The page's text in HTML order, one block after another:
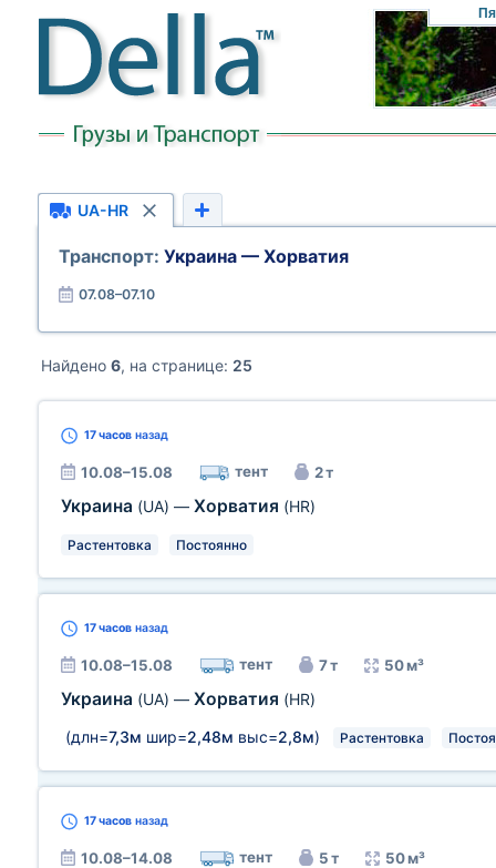
UA-HR
Транспорт: Украина — Хорватия
07.08–07.10
Найдено 6, на странице: 25
17 часов назад
10.08–15.08 тент 2 т
Украина (UA) — Хорватия (HR)
Растентовка Постоянно
17 часов назад
10.08–15.08 тент 7 т 50 м³
Украина (UA) — Хорватия (HR)
(длн=7,3м шир=2,48м выс=2,8м) Растентовка
17 часов назад
10.08–14.08 тент 5 т 50 м³